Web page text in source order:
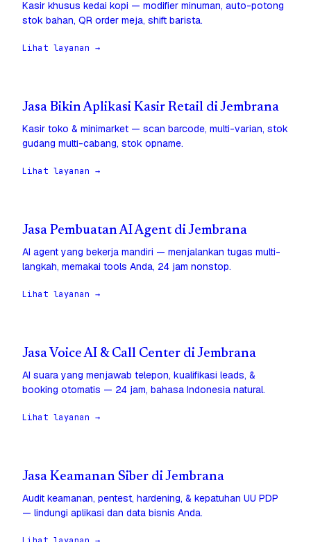
Kasir khusus kedai kopi — modifier minuman, auto-potong
stok bahan, QR order meja, shift barista.
Lihat layanan →
Jasa Bikin Aplikasi Kasir Retail di Jembrana
Kasir toko & minimarket — scan barcode, multi-varian, stok
gudang multi-cabang, stok opname.
Lihat layanan →
Jasa Pembuatan AI Agent di Jembrana
AI agent yang bekerja mandiri — menjalankan tugas multi-
langkah, memakai tools Anda, 24 jam nonstop.
Lihat layanan →
Jasa Voice AI & Call Center di Jembrana
AI suara yang menjawab telepon, kualifikasi leads, &
booking otomatis — 24 jam, bahasa Indonesia natural.
Lihat layanan →
Jasa Keamanan Siber di Jembrana
Audit keamanan, pentest, hardening, & kepatuhan UU PDP
— lindungi aplikasi dan data bisnis Anda.